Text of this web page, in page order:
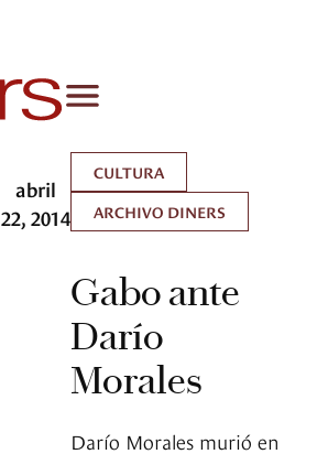
abril
22, 2014
CULTURA
ARCHIVO DINERS
Gabo ante
Darío
Morales
Darío Morales murió en